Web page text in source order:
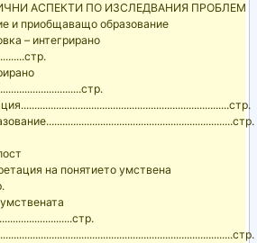
АСПЕКТИ ПО ИЗСЛЕДВАНИЯ ПРОБЛЕМ
и приобщаващо образование
– интегрирано
на понятието умствена